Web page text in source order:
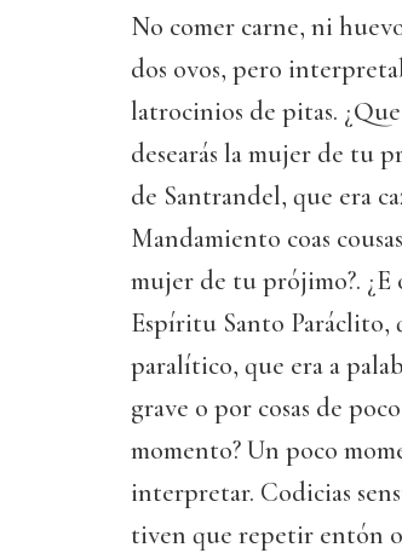
No comer carne, ni
dos ovos, pero
latrocinios de pitas.
desearás la mujer de tu
de Santrandel, que era
Mandamiento coas
mujer de tu prójimo?. ¿E
Espíritu Santo
paralítico, que era a
grave o por cosas de poco
momento? Un poco
interpretar. Codicias
tiven que repetir entón o